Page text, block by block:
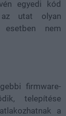
egyedi kód
utat olyan
nem
firmware-
telepítése
a